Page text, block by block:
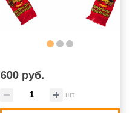
600 руб.
шт